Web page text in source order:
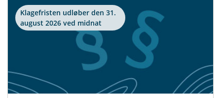
Klagefristen udløber den 31.
august 2026 ved midnat